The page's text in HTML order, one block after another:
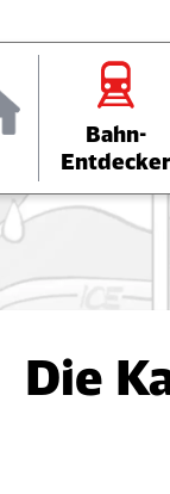
Home
Bahn-
Entdecker
Die